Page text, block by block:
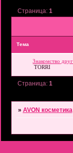
Страница: 1
Тема
Знакомство
TORRI
Страница: 1
» AVON косметика